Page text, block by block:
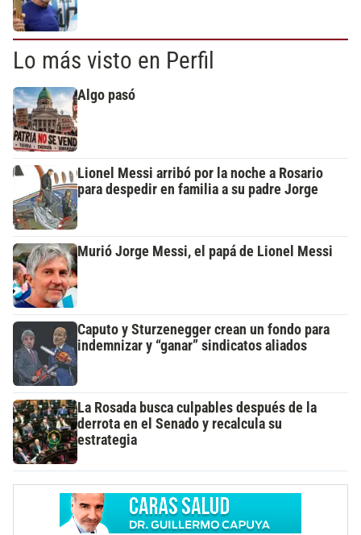
Lo más visto en Perfil
Algo pasó
Lionel Messi arribó por la noche a Rosario
para despedir en familia a su padre Jorge
Murió Jorge Messi, el papá de Lionel Messi
Caputo y Sturzenegger crean un fondo para
indemnizar y “ganar” sindicatos aliados
La Rosada busca culpables después de la
derrota en el Senado y recalcula su
estrategia